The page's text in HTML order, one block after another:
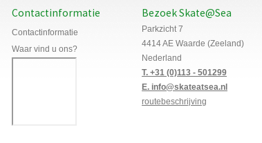
Contactinformatie
Contactinformatie
Waar vind u ons?
Bezoek Skate@Sea
Parkzicht 7
4414 AE Waarde (Zeeland)
Nederland
T. +31 (0)113 - 501299
E. info@skateatsea.nl
routebeschrijving